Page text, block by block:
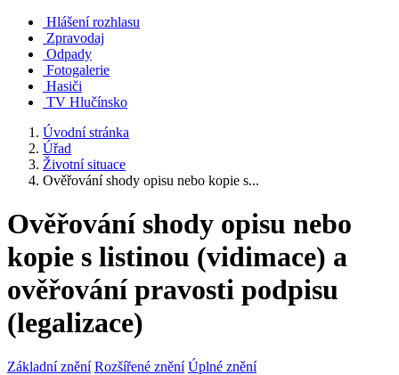
Hlášení rozhlasu
Zpravodaj
Odpady
Fotogalerie
Hasiči
TV Hlučínsko
Úvodní stránka
Úřad
Životní situace
Ověřování shody opisu nebo kopie s...
Ověřování shody opisu nebo
kopie s listinou (vidimace) a
ověřování pravosti podpisu
(legalizace)
Základní znění Rozšířené znění Úplné znění